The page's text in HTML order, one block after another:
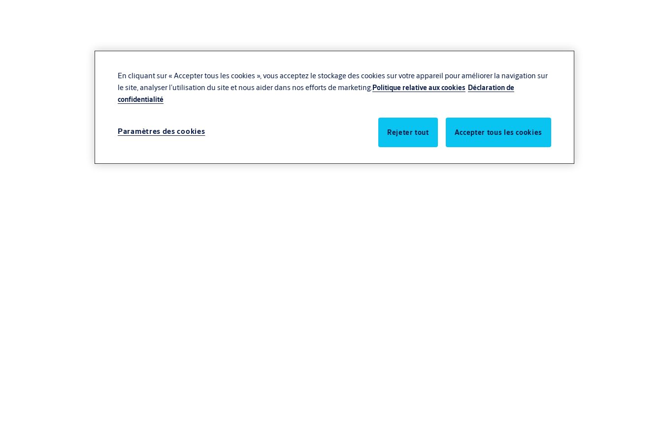
En cliquant sur « Accepter tous les cookies », vous acceptez le stockage des cookies sur votre appareil pour améliorer la navigation sur
le site, analyser l’utilisation du site et nous aider dans nos efforts de marketing.Politique relative aux cookies Déclaration de
confidentialité
Paramètres des cookies Rejeter tout Accepter tous les cookies